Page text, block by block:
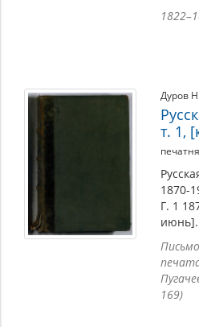
Дуров
т. 1,
1870-
Г. 1
июнь].
169)